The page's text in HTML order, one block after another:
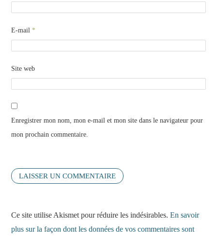
E-mail *
Site web
Enregistrer mon nom, mon e-mail et mon site dans le navigateur pour
mon prochain commentaire.
Ce site utilise Akismet pour réduire les indésirables. En savoir
plus sur la façon dont les données de vos commentaires sont